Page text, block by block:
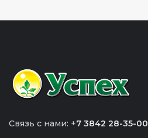
Связь с нами: +7 3842 28-35-00